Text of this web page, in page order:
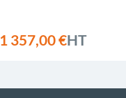
1 357,00 €HT